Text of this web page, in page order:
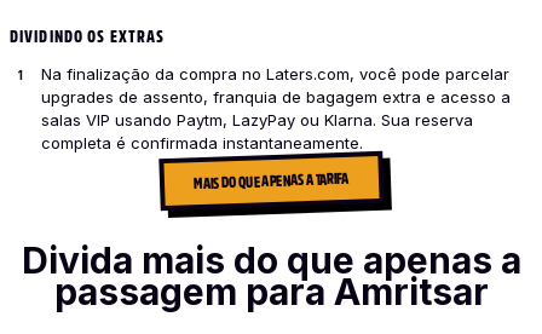
DIVIDINDO OS EXTRAS
Na finalização da compra no Laters.com, você pode parcelar
upgrades de assento, franquia de bagagem extra e acesso a
salas VIP usando Paytm, LazyPay ou Klarna. Sua reserva
completa é confirmada instantaneamente.
MAIS DO QUE APENAS A TARIFA
Divida mais do que apenas a
passagem para Amritsar